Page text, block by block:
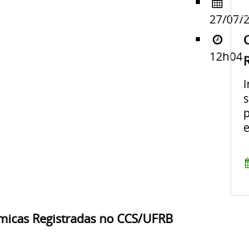
27/07/
12h04
Registradas no CCS/UFRB